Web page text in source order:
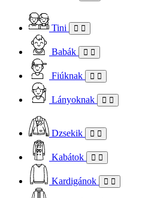
Tini
Babák
Fiúknak
Lányoknak
Dzsekik
Kabátok
Kardigánok